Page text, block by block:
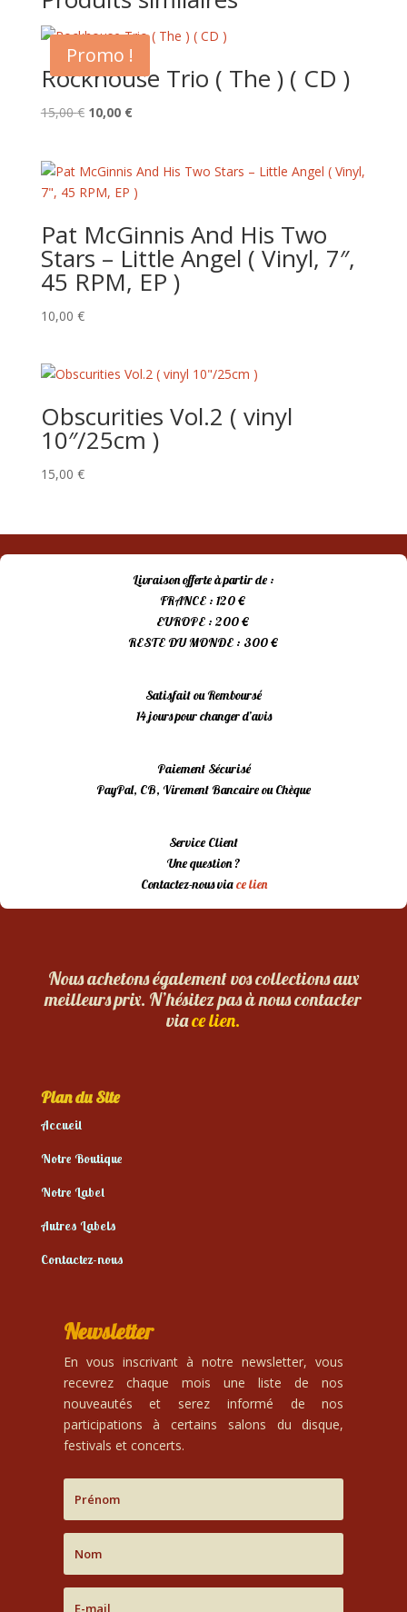
Promo !
Rockhouse Trio ( The ) ( CD )
15,00€ Le
était :
15,00 €.
10,00 €Le
est :
10,00 €.
Pat McGinnis And His Two
Stars – Little Angel ( Vinyl, 7″,
45 RPM, EP )
10,00 €
Obscurities Vol.2 ( vinyl
10″/25cm )
15,00 €
Livraison offerte à partir de :
FRANCE : 120 €
EUROPE : 200 €
RESTE DU MONDE : 300 €
Satisfait ou Remboursé
14 jours pour changer d’avis
Paiement Sécurisé
PayPal, CB, Virement Bancaire ou Chèque
Service Client
Une question ?
Contactez-nous viace lien
Nous achetons également vos collections aux
meilleurs prix. N’hésitez pas à nous contacter
viace lien.
Plan du Site
Accueil
Notre Boutique
Notre Label
Autres Labels
Contactez-nous
Newsletter
En vous inscrivant à notre newsletter, vous
recevrez chaque mois une liste de nos
nouveautés et serez informé de nos
participations à certains salons du disque,
festivals et concerts.